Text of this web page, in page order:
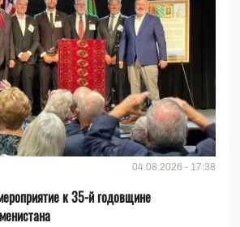
04.08.2026 - 17:38
к 35-й годовщине